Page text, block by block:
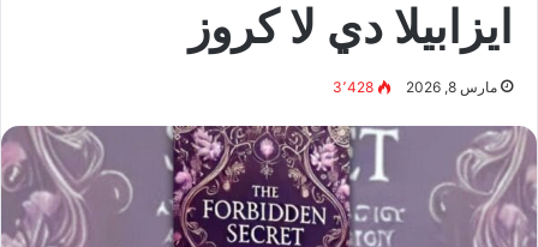
ايزابيلا دي لا كروز
مارس 8, 2026 3٬428